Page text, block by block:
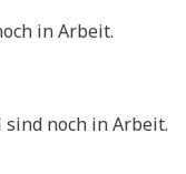
in Arbeit.
noch in Arbeit.